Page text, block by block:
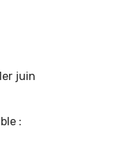
juin
: